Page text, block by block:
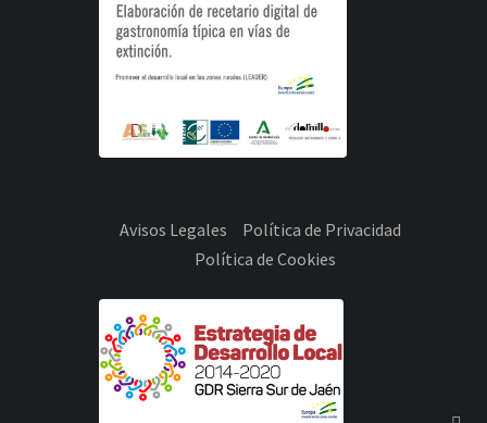
Avisos Legales
Política de Privacidad
Política de Cookies